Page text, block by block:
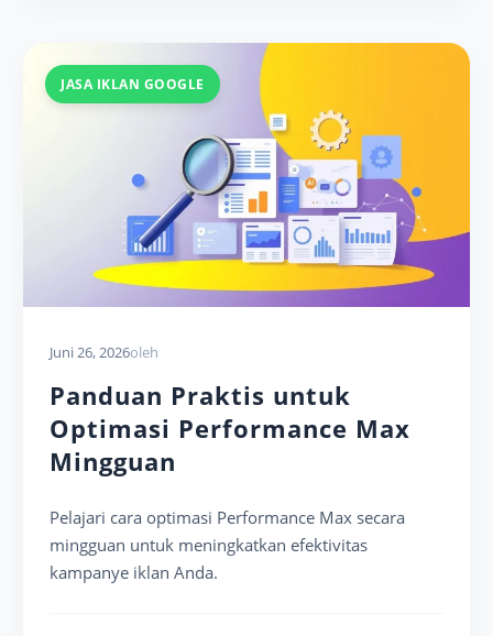
JASA IKLAN GOOGLE
Juni 26, 2026oleh
Panduan Praktis untuk
Optimasi Performance Max
Mingguan
Pelajari cara optimasi Performance Max secara
mingguan untuk meningkatkan efektivitas
kampanye iklan Anda.